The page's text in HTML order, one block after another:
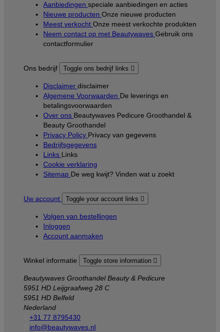
Aanbiedingen speciale aanbiedingen en acties
Nieuwe producten Onze nieuwe producten
Meest verkocht Onze meest verkochte produkten
Neem contact op met Beautywaves Gebruik ons
contactformulier
Ons bedrijf Toggle ons bedrijf links 
Disclaimer disclaimer
Algemene Voorwaarden De leverings en
betalingsvoorwaarden
Over ons Beautywaves Pedicure Groothandel &
Beauty Groothandel
Privacy Policy Privacy van gegevens
Bedrijfsgegevens
Links Links
Cookie verklaring
Sitemap De weg kwijt? Vinden wat u zoekt
Uw account Toggle your account links 
Volgen van bestellingen
Inloggen
Account aanmaken
Winkel informatie Toggle store information 
Beautywaves Groothandel Beauty & Pedicure
5951 HD Leijgraafweg 28 C
5951 HD Belfeld
Nederland
+31 77 8795430
info@beautywaves.nl